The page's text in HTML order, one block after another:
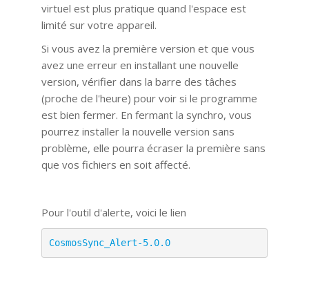
virtuel est plus pratique quand l'espace est
limité sur votre appareil.
Si vous avez la première version et que vous
avez une erreur en installant une nouvelle
version, vérifier dans la barre des tâches
(proche de l'heure) pour voir si le programme
est bien fermer. En fermant la synchro, vous
pourrez installer la nouvelle version sans
problème, elle pourra écraser la première sans
que vos fichiers en soit affecté.
Pour l'outil d'alerte, voici le lien
CosmosSync_Alert-5.0.0